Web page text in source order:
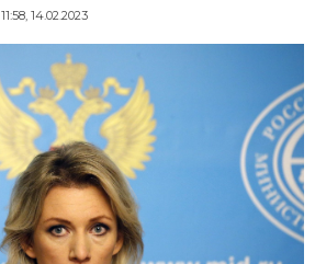
11:58, 14.02.2023